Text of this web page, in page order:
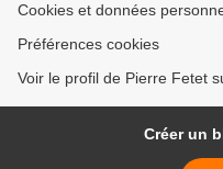
Cookies et données
Préférences cookies
Voir le profil de Pierre Fetet
Créer un